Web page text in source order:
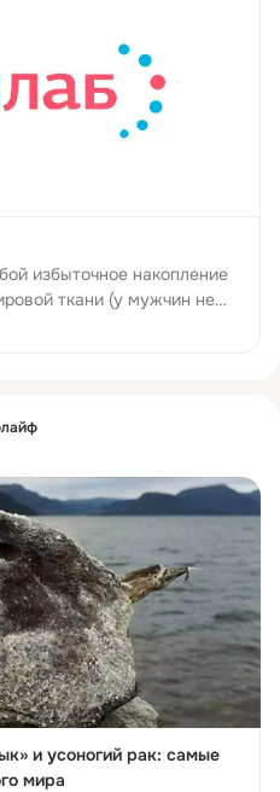
избыточное накопление
ткани (у мужчин не
массы тела, или индекс
и усоногий рак: самые
мира